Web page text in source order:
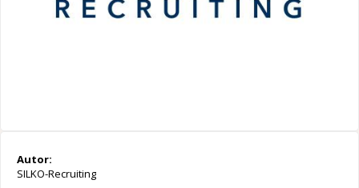
Autor:
SILKO-Recruiting